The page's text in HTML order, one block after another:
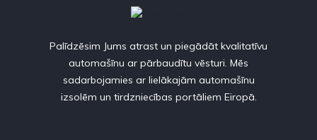
Palīdzēsim Jums atrast un piegādāt kvalitatīvu
automašīnu ar pārbaudītu vēsturi. Mēs
sadarbojamies ar lielākajām automašīnu
izsolēm un tirdzniecības portāliem Eiropā.